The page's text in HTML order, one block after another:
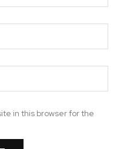
in this browser for the